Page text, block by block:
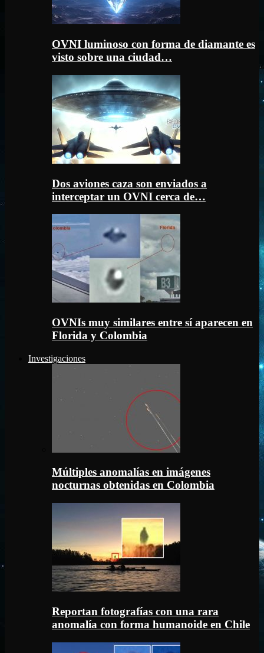
OVNI luminoso con forma de diamante es
visto sobre una ciudad…
Dos aviones caza son enviados a
interceptar un OVNI cerca de…
OVNIs muy similares entre sí aparecen en
Florida y Colombia
Investigaciones
Múltiples anomalías en imágenes
nocturnas obtenidas en Colombia
Reportan fotografías con una rara
anomalía con forma humanoide en Chile